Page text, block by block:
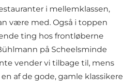
i mellemklassen,
være med. Også i toppen
ting hos frontløberne
på Scheelsminde
vender vi tilbage til, mens
af de gode, gamle klassikere